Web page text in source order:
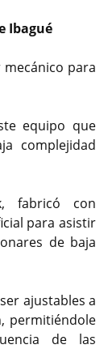
Ibagué
para
equipo que
complejidad
fabricó con
para asistir
de baja
ajustables a
permitiéndole
de las